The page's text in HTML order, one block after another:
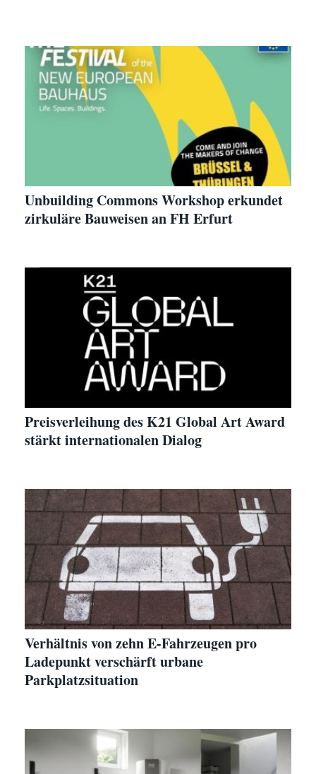
Unbuilding Commons Workshop erkundet
zirkuläre Bauweisen an FH Erfurt
Preisverleihung des K21 Global Art Award
stärkt internationalen Dialog
Verhältnis von zehn E-Fahrzeugen pro
Ladepunkt verschärft urbane
Parkplatzsituation